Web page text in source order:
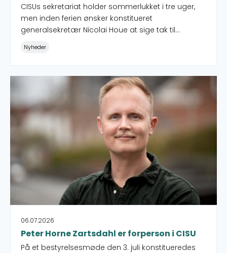
CISUs sekretariat holder sommerlukket i tre uger,
men inden ferien ønsker konstitueret
generalsekretær Nicolai Houe at sige tak til
samarbejdspartnere og medarbejdere for
samarbejdet gennem de seneste otte måneder.
Nyheder
06.07.2026
Peter Horne Zartsdahl er forperson i CISU
På et bestyrelsesmøde den 3. juli konstitueredes
Peter Horne Zartsdahl er forperson i CISU